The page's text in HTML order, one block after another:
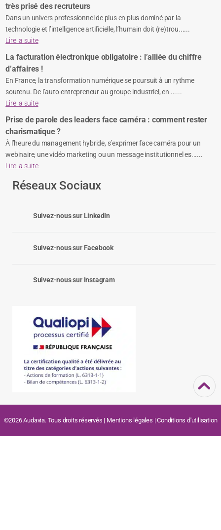
très prisé des recruteurs
Dans un univers professionnel de plus en plus dominé par la
technologie et l’intelligence artificielle, l’humain doit (re)trou......
Lire la suite
La facturation électronique obligatoire : l’alliée du chiffre
d’affaires !
En France, la transformation numérique se poursuit à un rythme
soutenu. De l’auto-entrepreneur au groupe industriel, en ......
Lire la suite
Prise de parole des leaders face caméra : comment rester
charismatique ?
À l’heure du management hybride, s’exprimer face caméra pour un
webinaire, une vidéo marketing ou un message institutionnel es......
Lire la suite
Réseaux Sociaux
Suivez-nous sur LinkedIn
Suivez-nous sur Facebook
Suivez-nous sur Instagram
©2026 Audavia. Tous droits réservés | Mentions légales |Conditions d'utilisation